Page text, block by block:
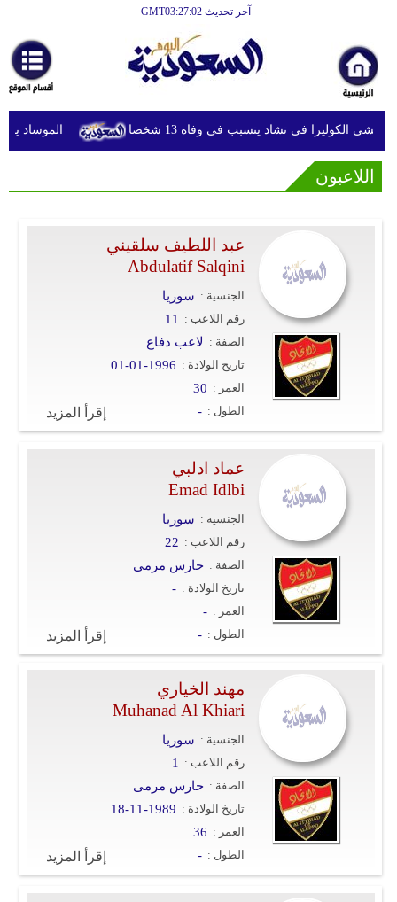
آخر تحديث GMT03:27:02
أخبارعاجلة
رياضة
ثقافة
ديكور
وتكنولوجيا
سيارات
الموساد تفشي الكوليرا في تشاد يتسبب في وفاة 13 شخصا
اللاعبون
عبد اللطيف سلقيني
Abdulatif Salqini
الجنسية : سوريا
رقم اللاعب : 11
الصفة : لاعب دفاع
تاريخ الولادة : 01-01-1996
العمر : 30
الطول : - إقرأ المزيد
عماد ادلبي
Emad Idlbi
الجنسية : سوريا
رقم اللاعب : 22
الصفة : حارس مرمى
تاريخ الولادة : -
العمر : -
الطول : - إقرأ المزيد
مهند الخياري
Muhanad Al Khiari
الجنسية : سوريا
رقم اللاعب : 1
الصفة : حارس مرمى
تاريخ الولادة : 18-11-1989
العمر : 36
الطول : - إقرأ المزيد